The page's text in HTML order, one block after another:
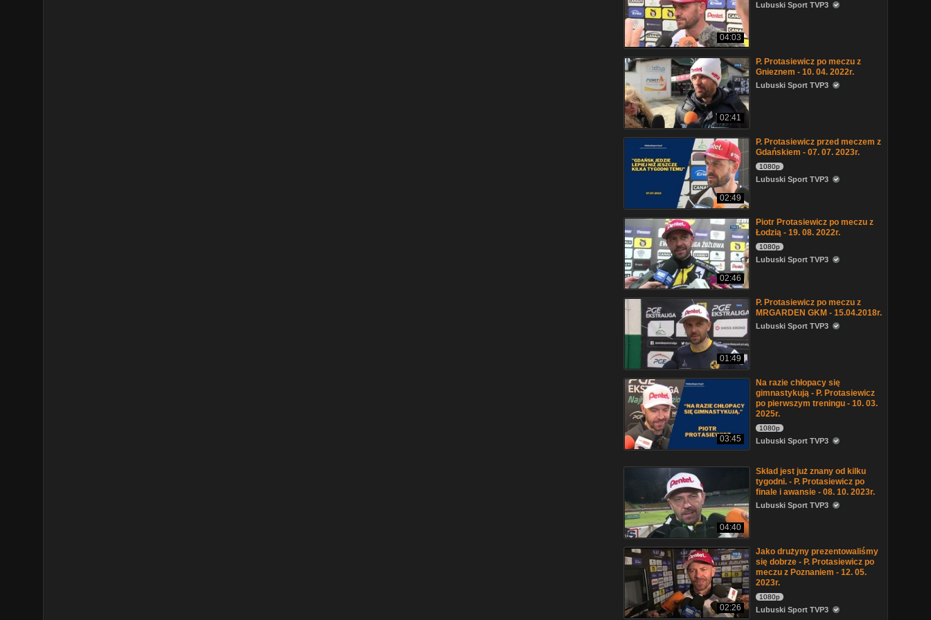
04:03
Lubuski Sport TVP3
02:41
P. Protasiewicz po meczu z
Gnieznem - 10. 04. 2022r.
Lubuski Sport TVP3
02:49
P. Protasiewicz przed meczem z
Gdańskiem - 07. 07. 2023r.
1080p
Lubuski Sport TVP3
02:46
Piotr Protasiewicz po meczu z
Łodzią - 19. 08. 2022r.
1080p
Lubuski Sport TVP3
01:49
P. Protasiewicz po meczu z
MRGARDEN GKM - 15.04.2018r.
Lubuski Sport TVP3
03:45
Na razie chłopacy się
gimnastykują - P. Protasiewicz
po pierwszym treningu - 10. 03.
2025r.
1080p
Lubuski Sport TVP3
04:40
Skład jest już znany od kilku
tygodni. - P. Protasiewicz po
finale i awansie - 08. 10. 2023r.
Lubuski Sport TVP3
02:26
Jako drużyny prezentowaliśmy
się dobrze - P. Protasiewicz po
meczu z Poznaniem - 12. 05.
2023r.
1080p
Lubuski Sport TVP3